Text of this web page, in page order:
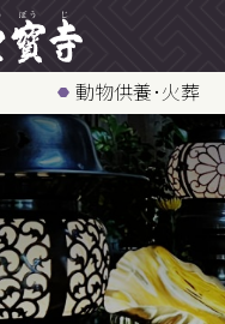
動物供養･火葬